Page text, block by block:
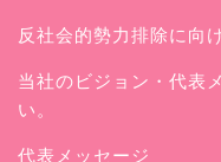
反社会的勢力排除に向
当社のビジョン・代表
い。
代表メッセージ